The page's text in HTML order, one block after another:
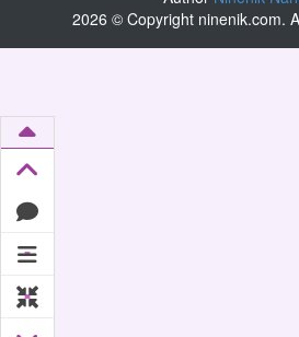
2026 © Copyright ninenik.com.